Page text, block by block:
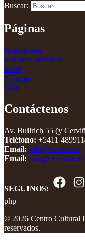
Buscar:
Páginas
Actividades
Nuestros artículos
Islam
Noticias
Jutba
Contáctenos
Av. Bullrich 55 (y
Teléfono: +5411
Email: info@cciar.com
Email:
SEGUINOS:
php
© 2026 Centro Cultural
reservados.